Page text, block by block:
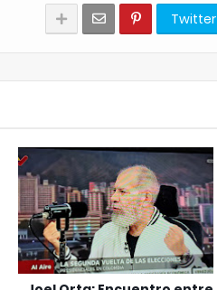
Twitter